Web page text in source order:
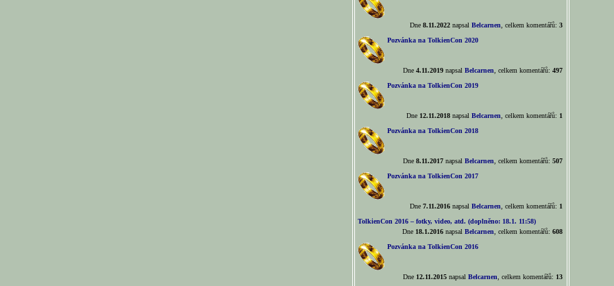
Dne 8.11.2022napsal Belcarnen , celkem komentářů: 3
Pozvánka na TolkienCon 2020
Dne 4.11.2019napsal Belcarnen , celkem komentářů: 497
Pozvánka na TolkienCon 2019
Dne 12.11.2018napsal Belcarnen , celkem komentářů: 1
Pozvánka na TolkienCon 2018
Dne 8.11.2017napsal Belcarnen , celkem komentářů: 507
Pozvánka na TolkienCon 2017
Dne 7.11.2016napsal Belcarnen , celkem komentářů: 1
TolkienCon 2016 – fotky, video, atd. (doplněno: 18.1. 11:58)
Dne 18.1.2016napsal Belcarnen , celkem komentářů: 608
Pozvánka na TolkienCon 2016
Dne 12.11.2015napsal Belcarnen , celkem komentářů: 13